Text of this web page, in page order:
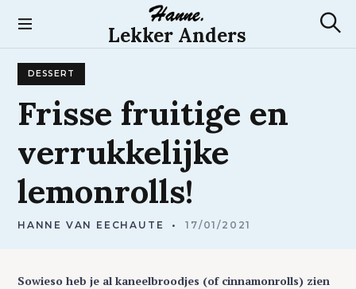
Lekker Anders
e
DESSERT
Frisse fruitige en
verrukkelijke
lemonrolls!
HANNE VAN EECHAUTE 17/01/2021
Sowieso heb je al kaneelbroodjes (of cinnamonrolls) zien